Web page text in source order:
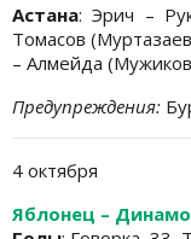
Астана: Эрич –
Томасов
– Алмейда
Предупреждения:
4 октября
Яблонец –